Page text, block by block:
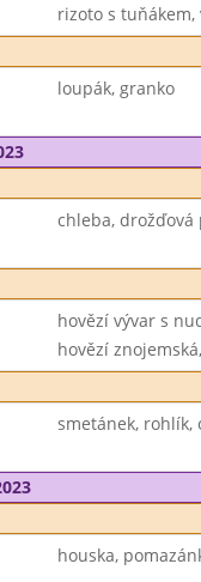
rizoto s tuňákem,
loupák, granko
chleba, drožďová
hovězí vývar s
hovězí
smetánek, rohlík,
houska,